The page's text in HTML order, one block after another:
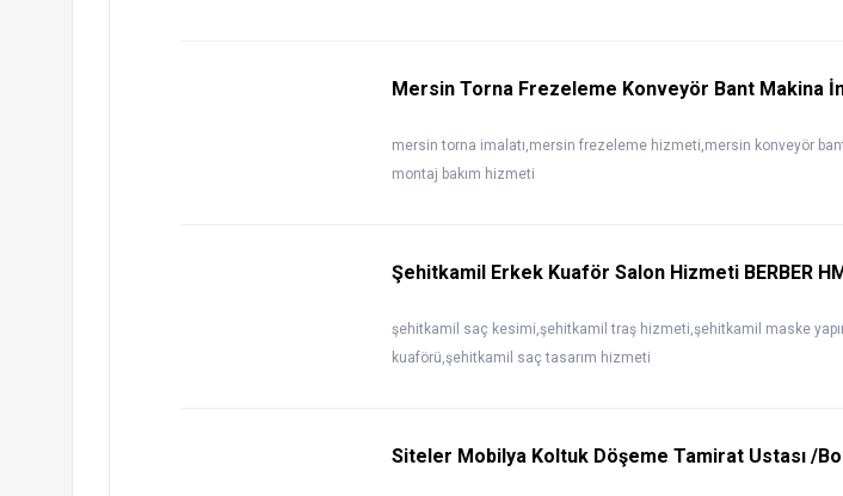
Mersin Torna Frezeleme Konveyör Bant Makina
mersin torna imalatı,mersin frezeleme hizmeti,mersin konveyör
montaj bakım hizmeti
Şehitkamil Erkek Kuaför Salon Hizmeti BERBER
şehitkamil saç kesimi,şehitkamil traş hizmeti,şehitkamil maske
kuaförü,şehitkamil saç tasarım hizmeti
Siteler Mobilya Koltuk Döşeme Tamirat Ustası /